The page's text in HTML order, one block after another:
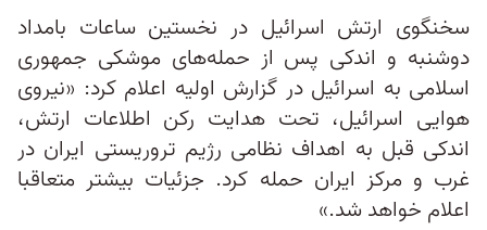
سخنگوی ارتش اسرائیل در نخستین ساعات بامداد
دوشنبه و اندکی پس از حمله‌های موشکی جمهوری
اسلامی به اسرائیل در گزارش اولیه اعلام کرد: «نیروی
هوایی اسرائیل، تحت هدایت رکن اطلاعات ارتش،
اندکی قبل به اهداف نظامی رژیم تروریستی ایران در
غرب و مرکز ایران حمله کرد. جزئیات بیشتر متعاقبا
اعلام خواهد شد.»